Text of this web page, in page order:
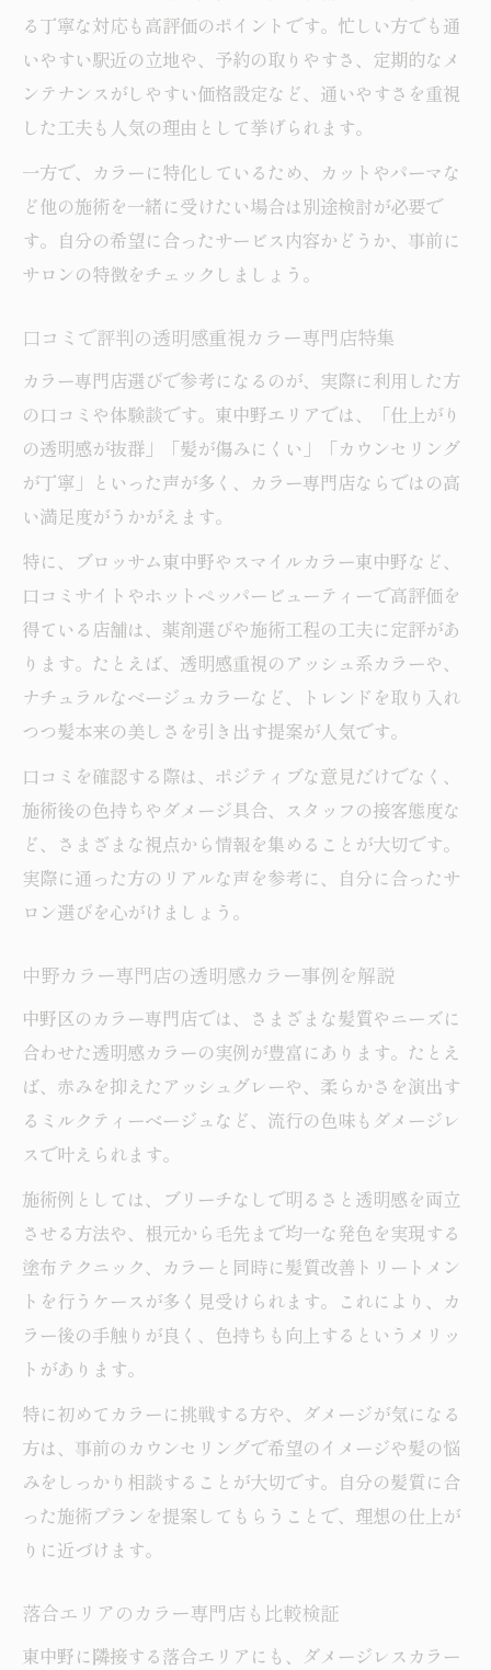
る丁寧な対応も高評価のポイントです。忙しい方でも通
いやすい駅近の立地や、予約の取りやすさ、定期的なメ
ンテナンスがしやすい価格設定など、通いやすさを重視
した工夫も人気の理由として挙げられます。
一方で、カラーに特化しているため、カットやパーマな
ど他の施術を一緒に受けたい場合は別途検討が必要で
す。自分の希望に合ったサービス内容かどうか、事前に
サロンの特徴をチェックしましょう。
口コミで評判の透明感重視カラー専門店特集
カラー専門店選びで参考になるのが、実際に利用した方
の口コミや体験談です。東中野エリアでは、「仕上がり
の透明感が抜群」「髪が傷みにくい」「カウンセリング
が丁寧」といった声が多く、カラー専門店ならではの高
い満足度がうかがえます。
特に、ブロッサム東中野やスマイルカラー東中野など、
口コミサイトやホットペッパービューティーで高評価を
得ている店舗は、薬剤選びや施術工程の工夫に定評があ
ります。たとえば、透明感重視のアッシュ系カラーや、
ナチュラルなベージュカラーなど、トレンドを取り入れ
つつ髪本来の美しさを引き出す提案が人気です。
口コミを確認する際は、ポジティブな意見だけでなく、
施術後の色持ちやダメージ具合、スタッフの接客態度な
ど、さまざまな視点から情報を集めることが大切です。
実際に通った方のリアルな声を参考に、自分に合ったサ
ロン選びを心がけましょう。
中野カラー専門店の透明感カラー事例を解説
中野区のカラー専門店では、さまざまな髪質やニーズに
合わせた透明感カラーの実例が豊富にあります。たとえ
ば、赤みを抑えたアッシュグレーや、柔らかさを演出す
るミルクティーベージュなど、流行の色味もダメージレ
スで叶えられます。
施術例としては、ブリーチなしで明るさと透明感を両立
させる方法や、根元から毛先まで均一な発色を実現する
塗布テクニック、カラーと同時に髪質改善トリートメン
トを行うケースが多く見受けられます。これにより、カ
ラー後の手触りが良く、色持ちも向上するというメリッ
トがあります。
特に初めてカラーに挑戦する方や、ダメージが気になる
方は、事前のカウンセリングで希望のイメージや髪の悩
みをしっかり相談することが大切です。自分の髪質に合
った施術プランを提案してもらうことで、理想の仕上が
りに近づけます。
落合エリアのカラー専門店も比較検証
東中野に隣接する落合エリアにも、ダメージレスカラー